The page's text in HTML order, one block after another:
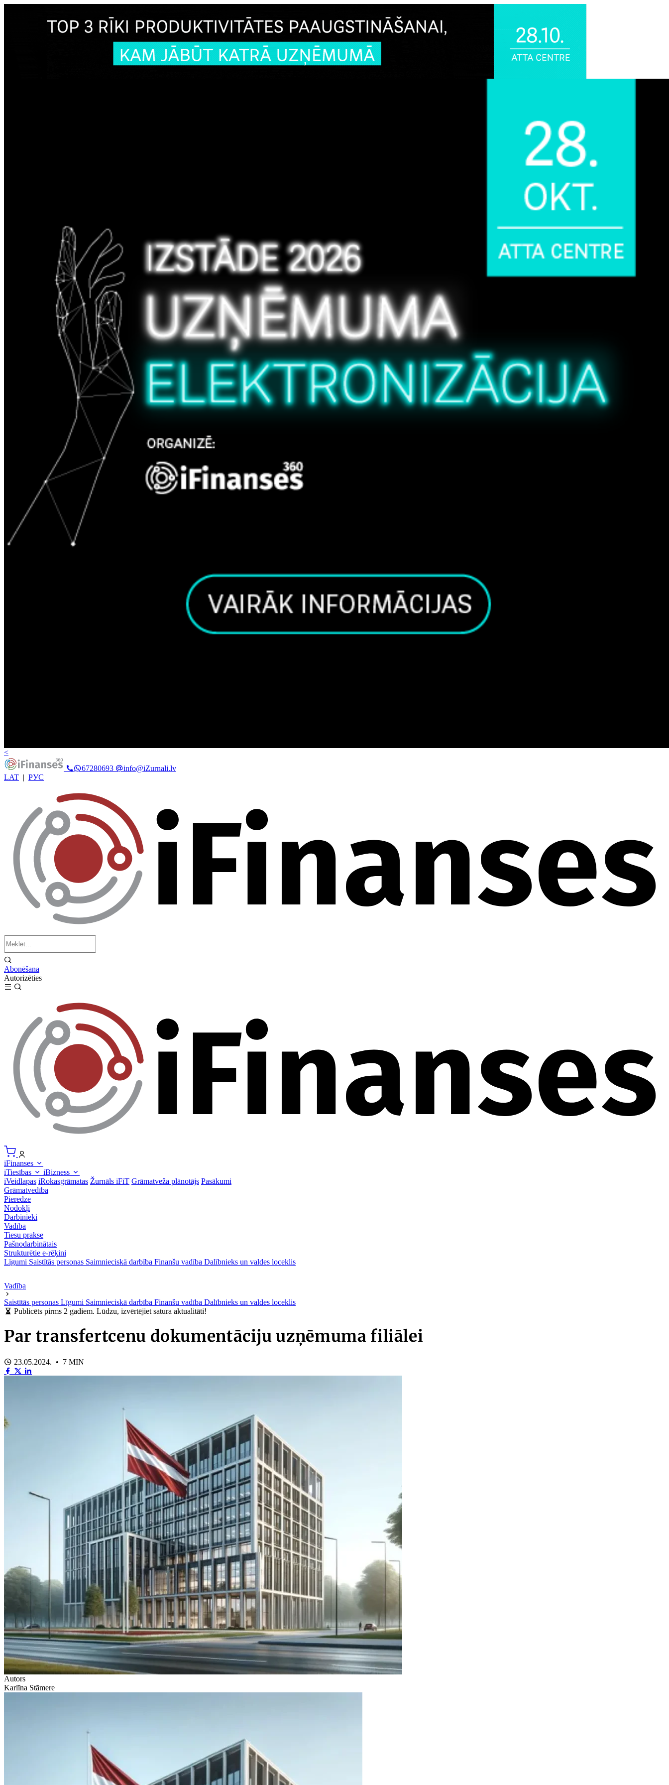
<
67280693
info@iZurnali.lv
LAT | РУС
Abonēšana
Autorizēties
iFinanses
iTiesības
iBizness
iVeidlapas iRokasgrāmatas Žurnāls iFiT Grāmatveža plānotājs Pasākumi
Grāmatvedība
Pieredze
Nodokļi
Darbinieki
Vadība
Tiesu prakse
Pašnodarbinātais
Strukturētie e-rēķini
Līgumi Saistītās personas Saimnieciskā darbība Finanšu vadība Dalībnieks un valdes loceklis
Vadība
Saistītās personas Līgumi Saimnieciskā darbība Finanšu vadība Dalībnieks un valdes loceklis
Publicēts pirms 2 gadiem. Lūdzu, izvērtējiet satura aktualitāti!
Par transfertcenu dokumentāciju uzņēmuma filiālei
23.05.2024. • 7 MIN
Autors
Karlīna Stāmere